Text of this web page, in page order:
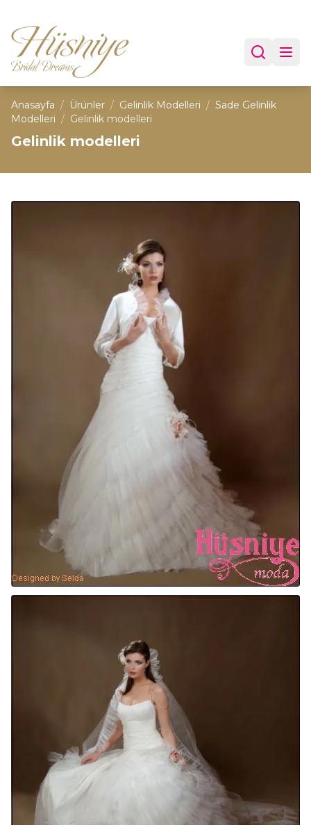
Anasayfa / Ürünler / Gelinlik Modelleri / Sade Gelinlik
Modelleri / Gelinlik modelleri
Gelinlik modelleri